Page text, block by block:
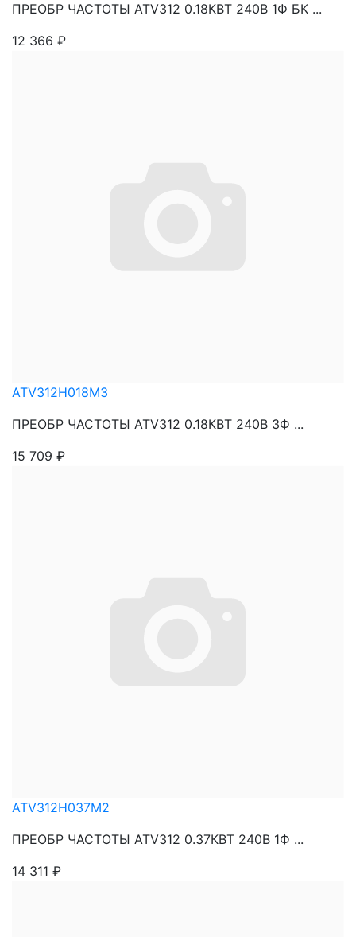
ПРЕОБР ЧАСТОТЫ ATV312 0.18КВТ 240В 1Ф БК ...
12 366 ₽
ATV312H018M3
ПРЕОБР ЧАСТОТЫ ATV312 0.18КВТ 240В 3Ф ...
15 709 ₽
ATV312H037M2
ПРЕОБР ЧАСТОТЫ ATV312 0.37КВТ 240В 1Ф ...
14 311 ₽